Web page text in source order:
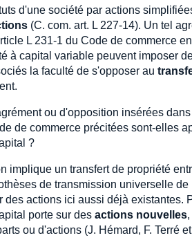
d'une société par actions
(C. com. art. L 227-14). Un tel
L 231-1 du Code de commerce
à capital variable peuvent imposer
la faculté de s'opposer au
ou d'opposition insérées
de commerce précitées sont-elles
?
implique un transfert de propriété
de transmission universelle
des actions ici aussi déjà
porte sur des actions nouvelles
ou d'actions (J. Hémard, F. Terré